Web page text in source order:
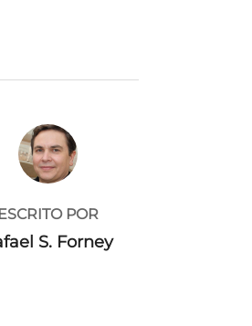
DE LA PUBLICACIÓN
ESCRITO POR
S. Forney